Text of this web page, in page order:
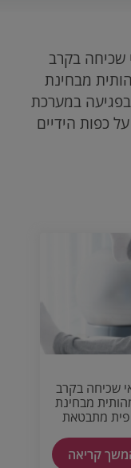
שכיחה בקרב
מבחינת
במערכת
כפות הידיים
שכיחה בקרב
מבחינת
מתבטאת
סימטרית.
קריאה